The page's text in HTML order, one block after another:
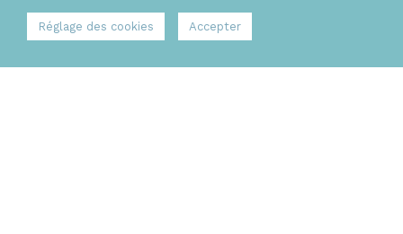
Les Petites Etoiles, ensemble de micro-crèches en
Réglage des cookies Accepter